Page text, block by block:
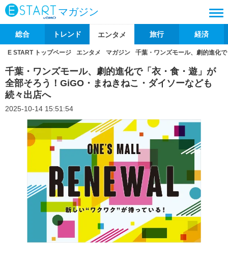
マガジン
総合 トレンド エンタメ 旅行 経済
E START トップページ エンタメ マガジン 千葉・ワンズモール、劇的進化
千葉・ワンズモール、劇的進化で「衣・食・遊」が
全部そろう！GiGO・まねきねこ・ダイソーなども
続々出店へ
2025-10-14 15:51:54